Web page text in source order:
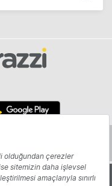
Yazarlar